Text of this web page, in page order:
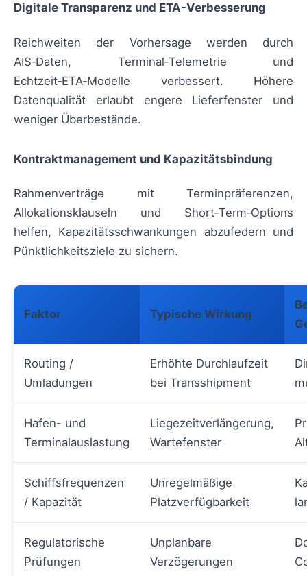
Digitale Transparenz und ETA-Verbesserung
Reichweiten der Vorhersage werden durch
AIS‑Daten, Terminal‑Telemetrie und
Echtzeit‑ETA‑Modelle verbessert. Höhere
Datenqualität erlaubt engere Lieferfenster und
weniger Überbestände.
Kontraktmanagement und Kapazitätsbindung
Rahmenverträge mit Terminpräferenzen,
Allokationsklauseln und Short‑Term‑Options
helfen, Kapazitätsschwankungen abzufedern und
Pünktlichkeitsziele zu sichern.
Faktor Typische Wirkung
Routing /
Umladungen
Erhöhte Durchlaufzeit
bei Transshipment
Hafen- und
Terminalauslastung
Liegezeitverlängerung,
Wartefenster
Schiffsfrequenzen
/ Kapazität
Unregelmäßige
Platzverfügbarkeit
Regulatorische
Prüfungen
Unplanbare
Verzögerungen